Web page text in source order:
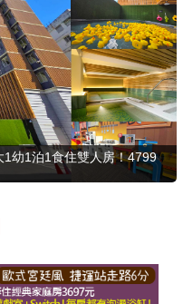
幼1泊1食住雙人房！4799